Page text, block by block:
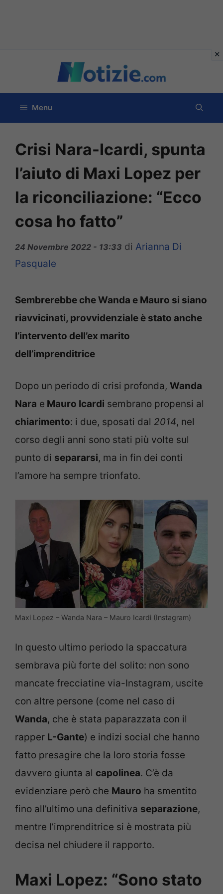
contenuto
Menu
Crisi Nara-Icardi, spunta
l’aiuto di Maxi Lopez per
la riconciliazione: “Ecco
cosa ho fatto”
24 Novembre 2022 - 13:33 di Arianna Di
Pasquale
Sembrerebbe che Wanda e Mauro si siano
riavvicinati, provvidenziale è stato anche
l’intervento dell’ex marito
dell’imprenditrice
Dopo un periodo di crisi profonda, Wanda
Nara e Mauro Icardi sembrano propensi al
chiarimento: i due, sposati dal 2014, nel
corso degli anni sono stati più volte sul
punto di separarsi, ma in fin dei conti
l’amore ha sempre trionfato.
Maxi Lopez – Wanda Nara – Mauro Icardi (Instagram)
In questo ultimo periodo la spaccatura
sembrava più forte del solito: non sono
mancate frecciatine via-Instagram, uscite
con altre persone (come nel caso di
Wanda, che è stata paparazzata con il
rapper L-Gante) e indizi social che hanno
fatto presagire che la loro storia fosse
davvero giunta al capolinea. C’è da
evidenziare però che Mauro ha smentito
fino all’ultimo una definitiva separazione,
mentre l’imprenditrice si è mostrata più
decisa nel chiudere il rapporto.
Maxi Lopez: “Sono stato